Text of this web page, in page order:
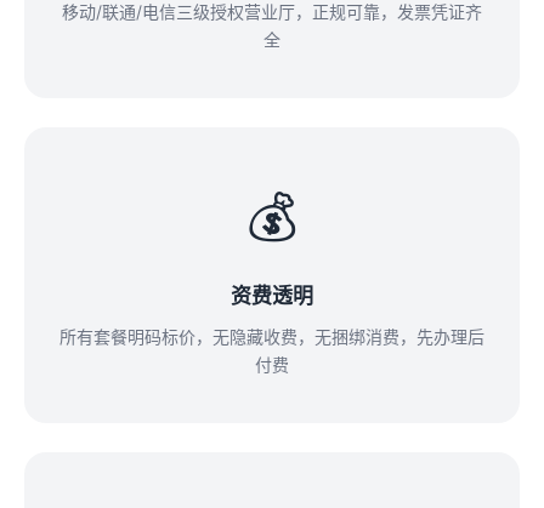
移动/联通/电信三级授权营业厅，正规可靠，发票凭证齐
全
💰
资费透明
所有套餐明码标价，无隐藏收费，无捆绑消费，先办理后
付费